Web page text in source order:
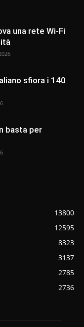
una rete Wi-Fi
sfiora i 140
basta per
13800
12595
8323
3137
2785
2736